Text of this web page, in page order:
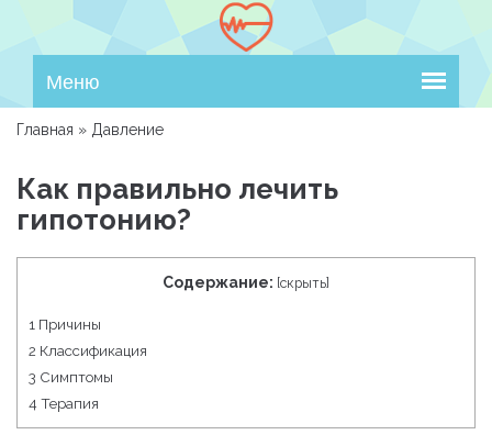
Меню
Главная » Давление
Как правильно лечить
гипотонию?
Содержание: [скрыть]
1 Причины
2 Классификация
3 Симптомы
4 Терапия